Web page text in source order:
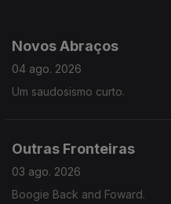
Novos Abraços
04 ago. 2026
Um saudosismo curto.
Outras Fronteiras
03 ago. 2026
Boogie Back and Foward.